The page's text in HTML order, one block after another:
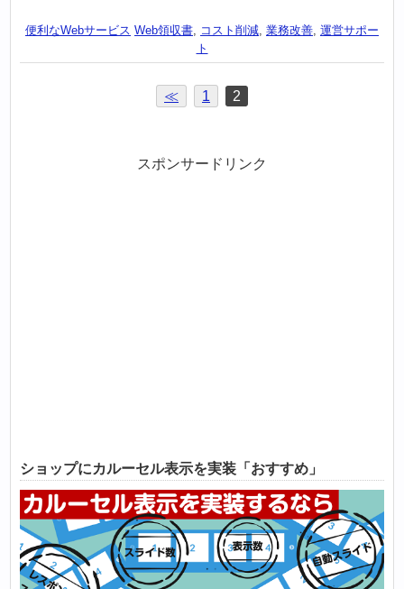
便利なWebサービス Web領収書, コスト削減, 業務改善, 運営サポー
ト
≪ 1 2
スポンサードリンク
ショップにカルーセル表示を実装「おすすめ」